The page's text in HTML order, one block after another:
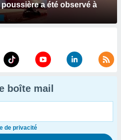
a été observé à
boîte mail
de privacité